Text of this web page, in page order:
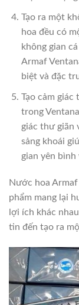
Tạo ra một
hoa đều có
không gian
Armaf
biệt và đặc
Tạo cảm
trong
giác thư giãn
sảng khoái
gian yên bình
Nước hoa
phẩm mang lại
lợi ích khác
tin đến tạo ra